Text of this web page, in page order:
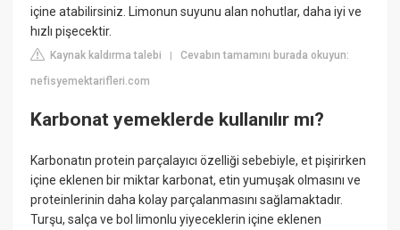
içine atabilirsiniz. Limonun suyunu alan nohutlar, daha iyi ve
hızlı pişecektir.
Kaynak kaldırma talebi |Cevabın tamamını burada okuyun:
nefisyemektarifleri.com
Karbonat yemeklerde kullanılır mı?
Karbonatın protein parçalayıcı özelliği sebebiyle, et pişirirken
içine eklenen bir miktar karbonat, etin yumuşak olmasını ve
proteinlerinin daha kolay parçalanmasını sağlamaktadır.
Turşu, salça ve bol limonlu yiyeceklerin içine eklenen